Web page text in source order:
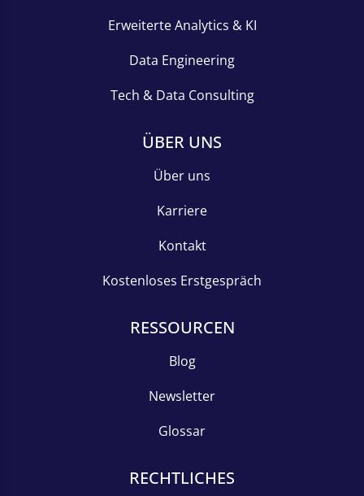
Erweiterte Analytics & KI
Data Engineering
Tech & Data Consulting
ÜBER UNS
Über uns
Karriere
Kontakt
Kostenloses Erstgespräch
RESSOURCEN
Blog
Newsletter
Glossar
RECHTLICHES